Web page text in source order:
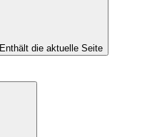
Enthält die aktuelle Seite